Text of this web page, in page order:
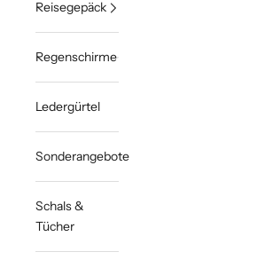
Reisegepäck
Regenschirme
Ledergürtel
Sonderangebote
Schals &
Tücher